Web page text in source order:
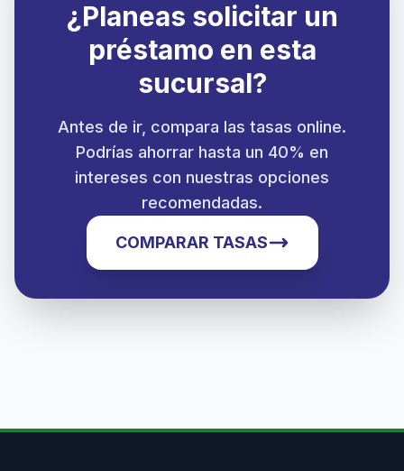
¿Planeas solicitar un
préstamo en esta
sucursal?
Antes de ir, compara las tasas online.
Podrías ahorrar hasta un 40% en
intereses con nuestras opciones
recomendadas.
COMPARAR TASAS